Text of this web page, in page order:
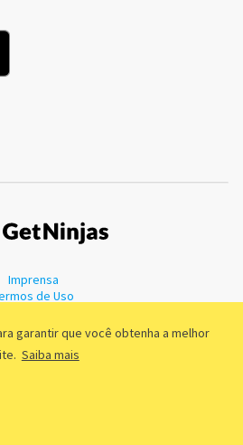
garantir que você obtenha a melhor
Saiba mais
Imprensa
de Uso
CNPJ 55.744.877/0001-89 - Rua Dr.
- 3º andar - São Paulo/SP - Brasil